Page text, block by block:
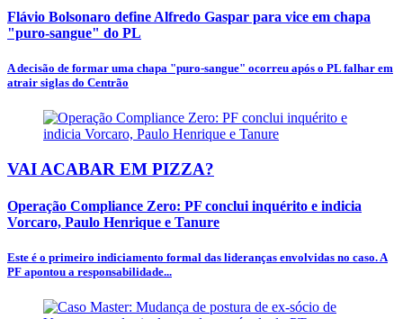
Flávio Bolsonaro define Alfredo Gaspar para vice em chapa
"puro-sangue" do PL
A decisão de formar uma chapa "puro-sangue" ocorreu após o PL falhar em
atrair siglas do Centrão
VAI ACABAR EM PIZZA?
Operação Compliance Zero: PF conclui inquérito e indicia
Vorcaro, Paulo Henrique e Tanure
Este é o primeiro indiciamento formal das lideranças envolvidas no caso. A
PF apontou a responsabilidade...